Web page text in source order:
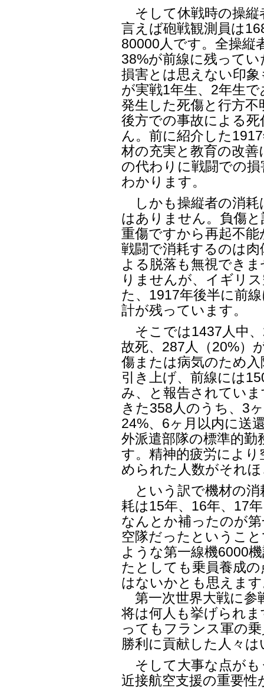
そして休戦時の操縦
言えば砲戦観測員は
80000人です。全操縦
38%が前線に残って
損害とは思えない印
が実戦1年生、2年生
発生した死傷と行方
後方での事故による
ん。前に紹介した
材の充実と教育の改
の代わりに戦闘での
わかります。
しかも操縦者の消耗
はありません。負傷
重傷ですから再起不
戦闘で消耗するのは
よる脱落も無視でき
りませんが、イギリ
た、1917年後半に前
計が残っています。
そこでは1437人中
故死、287人（20%）
傷または病気のため
引き上げ、前線には
み、と報告されてい
きた358人のうち、3
24%、6ヶ月以内に送
外派遣部隊の標準的勤
す。精神的疲労によ
められた人数がそれ
という訳で機材の消
耗は15年、16年、17
なんとか補ったのが
空隊だったというこ
ような第一線機6000
たとしても乗員養成
はないかとも思えま
第一次世界大戦に参
将は何人も挙げられ
ってもフランス軍の
勝利に貢献した人々
そして大事な点がも
近接航空支援の重要